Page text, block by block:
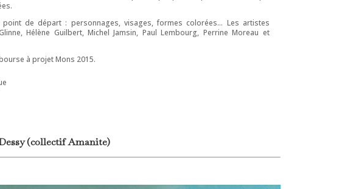
de départ : personnages, visages, formes colorées… Les artistes
Hélène Guilbert, Michel Jamsin, Paul Lembourg, Perrine Moreau et
à projet Mons 2015.
(collectif Amanite)